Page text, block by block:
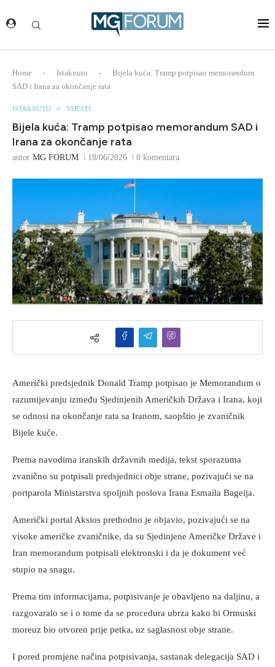
Home - Istaknuto -
Bijela kuća: Tramp potpisao memorandum
SAD i Irana za okončanje rata
ISTAKNUTO VIJESTI
Bijela kuća: Tramp potpisao memorandum SAD i
Irana za okončanje rata
autor MG FORUM 18/06/2026 0 komentara
Američki predsjednik Donald Tramp potpisao je Memorandum o
razumijevanju između Sjedinjenih Američkih Država i Irana, koji
se odnosi na okončanje rata sa Iranom, saopštio je zvaničnik
Bijele kuće.
Prema navodima iranskih državnih medija, tekst sporazuma
zvanično su potpisali predsjednici obje strane, pozivajući se na
portparola Ministarstva spoljnih poslova Irana Esmaila Bageija.
Američki portal Aksios prethodno je objavio, pozivajući se na
visoke američke zvaničnike, da su Sjedinjene Američke Države i
Iran memorandum potpisali elektronski i da je dokument već
stupio na snagu.
Prema tim informacijama, potpisivanje je obavljeno na daljinu, a
razgovaralo se i o tome da se procedura ubrza kako bi Ormuski
moreuz bio otvoren prije petka, uz saglasnost obje strane.
I pored promjene načina potpisivanja, sastanak delegacija SAD i